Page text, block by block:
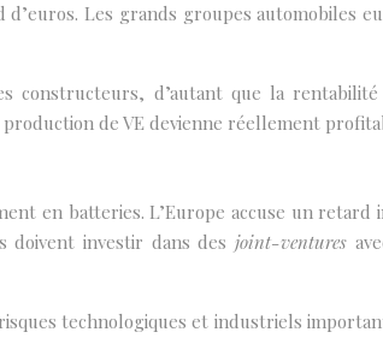
Les grands groupes automobiles
constructeurs, d’autant que la
de VE devienne réellement
en batteries. L’Europe accuse un
doivent investir dans des joint-ventures
technologiques et industriels